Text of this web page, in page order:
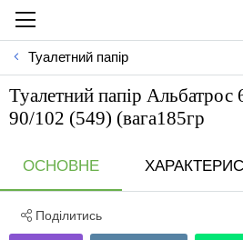
Туалетний папір
Туалетний папір Альбатрос
90/102 (549) (вага185гр
ОСНОВНЕ
Поділитись